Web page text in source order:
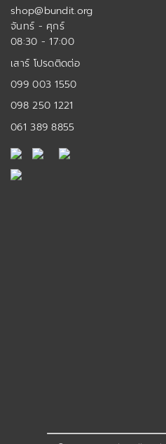
shop@bundit.org
จันทร์ - ศุกร์
08:30 - 17:00
เสาร์ โปรดติดต่อ
099 003 1550
098 250 1221
061 389 8855